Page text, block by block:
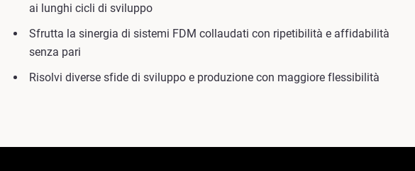
ai lunghi cicli di sviluppo
Sfrutta la sinergia di sistemi FDM collaudati con ripetibilità e affidabilità
senza pari
Risolvi diverse sfide di sviluppo e produzione con maggiore flessibilità